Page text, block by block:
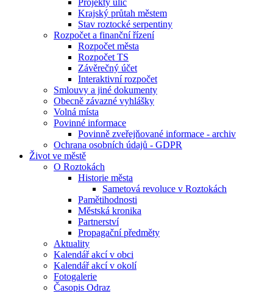
Projekty ulic
Krajský průtah městem
Stav roztocké serpentiny
Rozpočet a finanční řízení
Rozpočet města
Rozpočet TS
Závěrečný účet
Interaktivní rozpočet
Smlouvy a jiné dokumenty
Obecně závazné vyhlášky
Volná místa
Povinné informace
Povinně zveřejňované informace - archiv
Ochrana osobních údajů - GDPR
Život ve městě
O Roztokách
Historie města
Sametová revoluce v Roztokách
Pamětihodnosti
Městská kronika
Partnerství
Propagační předměty
Aktuality
Kalendář akcí v obci
Kalendář akcí v okolí
Fotogalerie
Časopis Odraz